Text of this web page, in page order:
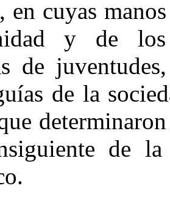
en cuyas
y de los
de
de la
de